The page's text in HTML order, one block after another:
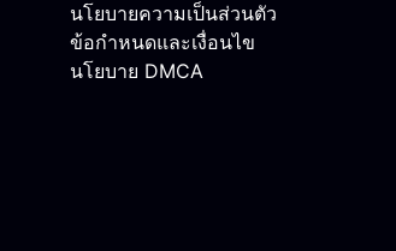
นโยบายความเป็นส่วนตัว
ข้อกำหนดและเงื่อนไข
นโยบาย DMCA